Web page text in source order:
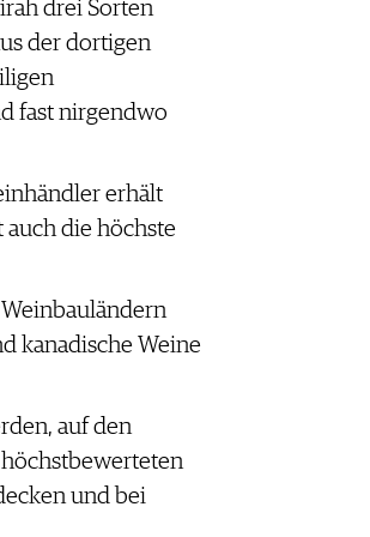
drei Sorten
der dortigen
fast nirgendwo
erhält
auch die höchste
kanadische Weine
auf den
und bei